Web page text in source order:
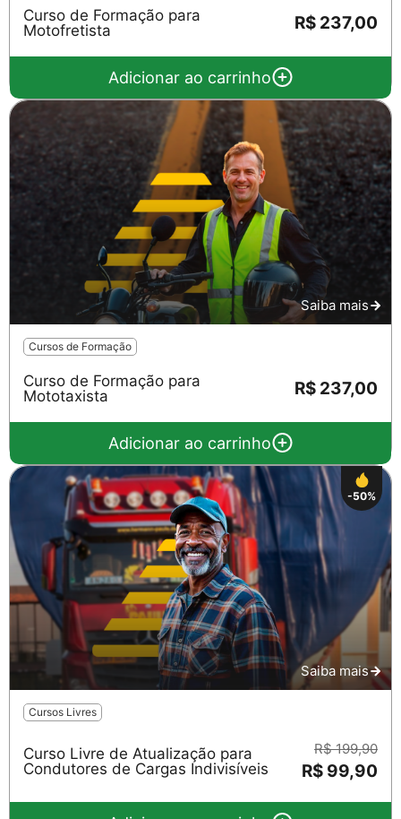
Curso de Formação para
Motofretista
R$ 237,00
Adicionar ao carrinho
Saiba mais
Cursos de Formação
Curso de Formação para
Mototaxista
R$ 237,00
Adicionar ao carrinho
-50%
Saiba mais
Cursos Livres
Curso Livre de Atualização para
Condutores de Cargas Indivisíveis
R$ 199,90
R$ 99,90